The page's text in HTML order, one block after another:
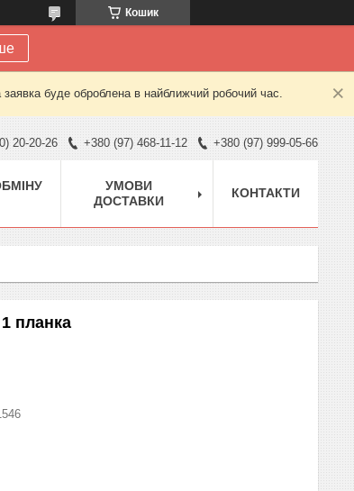
Кошик
буде оброблена в найближчий робочий час.
20-20-26 +380 (97) 468-11-12 +380 (97) 999-05-66
УМОВИ
ДОСТАВКИ
КОНТАКТИ
планка